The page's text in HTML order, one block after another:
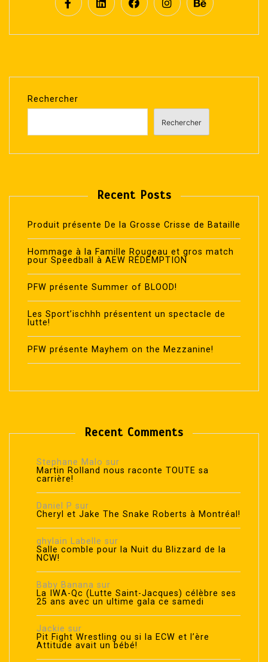
Rechercher
Rechercher
Recent Posts
Produit présente De la Grosse Crisse de Bataille
Hommage à la Famille Rougeau et gros match
pour Speedball à AEW RÉDEMPTION
PFW présente Summer of BLOOD!
Les Sport’ischhh présentent un spectacle de
lutte!
PFW présente Mayhem on the Mezzanine!
Recent Comments
Stephane Malo sur
Martin Rolland nous raconte TOUTE sa
carrière!
Daniel P sur
Cheryl et Jake The Snake Roberts à Montréal!
ghylain Labelle sur
Salle comble pour la Nuit du Blizzard de la
NCW!
Baby Banana sur
La IWA-Qc (Lutte Saint-Jacques) célèbre ses
25 ans avec un ultime gala ce samedi
Jackie sur
Pit Fight Wrestling ou si la ECW et l’ère
Attitude avait un bébé!